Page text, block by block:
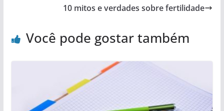
10 mitos e verdades sobre fertilidade
Você pode gostar também